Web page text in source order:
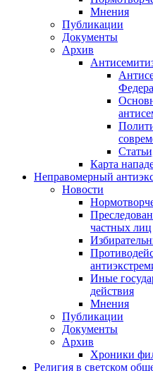
Мнения
Публикации
Документы
Архив
Карта
Неправомерный
Новости
частных лиц
Иные
действия
Мнения
Публикации
Документы
Архив
Хроники
Религия в светском